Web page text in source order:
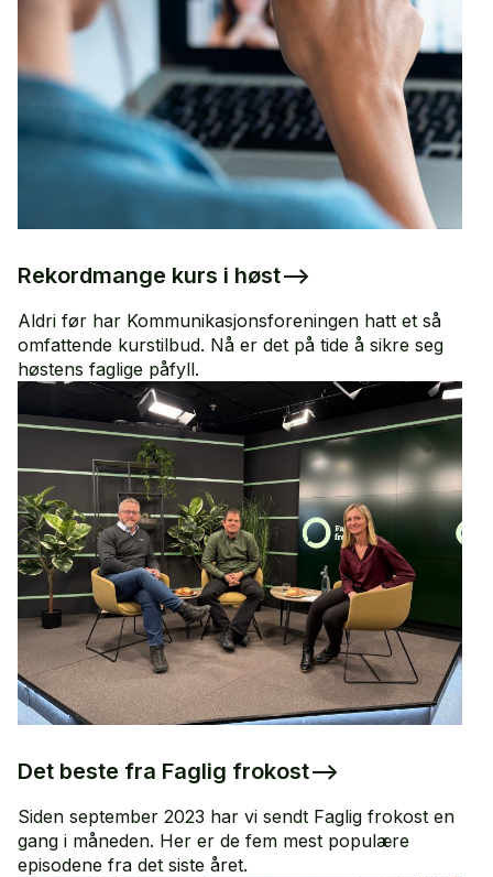
Rekordmange kurs i høst–>
Aldri før har Kommunikasjonsforeningen hatt et så
omfattende kurstilbud. Nå er det på tide å sikre seg
høstens faglige påfyll.
Det beste fra Faglig frokost–>
Siden september 2023 har vi sendt Faglig frokost en
gang i måneden. Her er de fem mest populære
episodene fra det siste året.